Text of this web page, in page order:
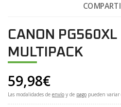
CANON
MULTIPACK
59,98€
Las modalidades de envío y de pago pueden